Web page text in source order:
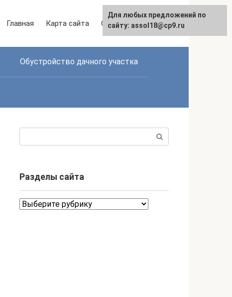
Главная Карта сайта Связаться с нами
Обустройство дачного участка
Разделы сайта
Разделы
Для любых предложений по
сайту: assol18@cp9.ru